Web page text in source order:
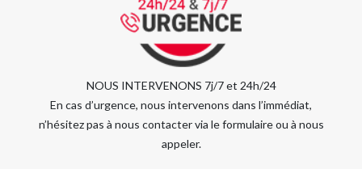
NOUS INTERVENONS 7j/7 et 24h/24
En cas d’urgence, nous intervenons dans l’immédiat,
n’hésitez pas à nous contacter via le formulaire ou à nous
appeler.